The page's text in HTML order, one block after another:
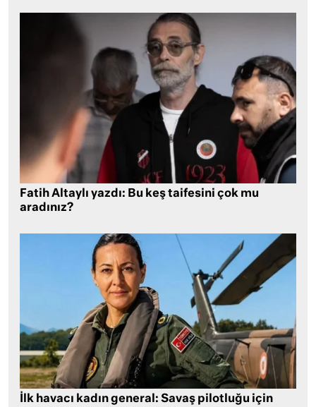
Fatih Altaylı yazdı: Bu keş taifesini çok mu
aradınız?
İlk havacı kadın general: Savaş pilotluğu için